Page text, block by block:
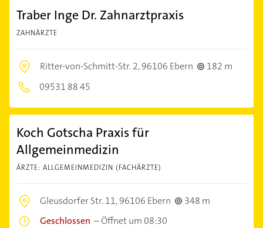
Traber Inge Dr. Zahnarztpraxis
ZAHNÄRZTE
Ritter-von-Schmitt-Str. 2,96106 Ebern
182 m
09531 88 45
Koch Gotscha Praxis für
Allgemeinmedizin
ÄRZTE: ALLGEMEINMEDIZIN (FACHÄRZTE)
Gleusdorfer Str. 11,96106 Ebern
348 m
Geschlossen –Öffnet um 08:30